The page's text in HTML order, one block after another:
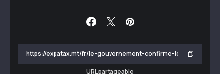
URL partageable